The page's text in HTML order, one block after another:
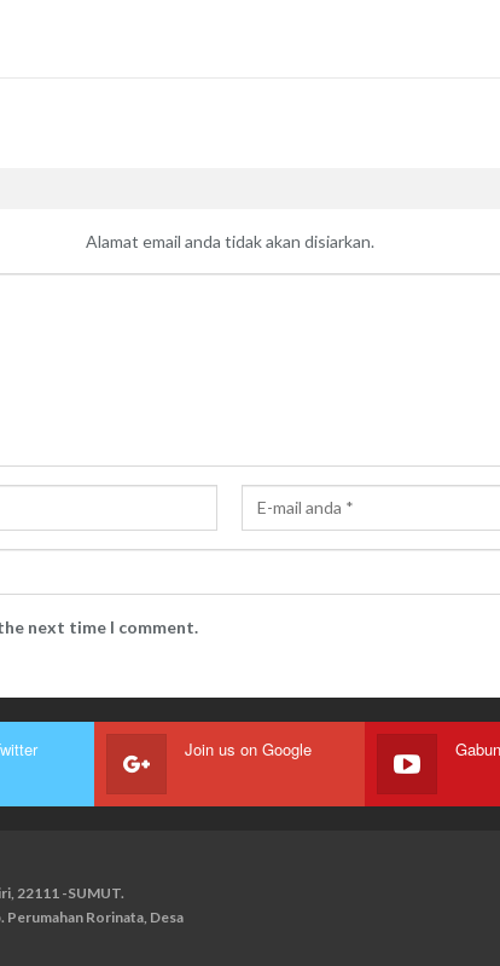
Alamat email anda tidak akan disiarkan.
next time I comment.
Join us on Google
22111 -SUMUT.
Perumahan Rorinata, Desa